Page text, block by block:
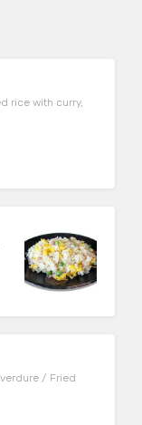
rice with curry,
/ Fried